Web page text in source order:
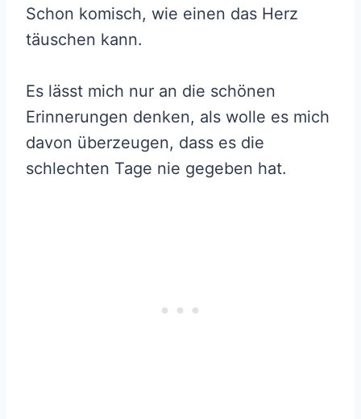
Schon komisch, wie einen das Herz
täuschen kann.
Es lässt mich nur an die schönen
Erinnerungen denken, als wolle es mich
davon überzeugen, dass es die
schlechten Tage nie gegeben hat.